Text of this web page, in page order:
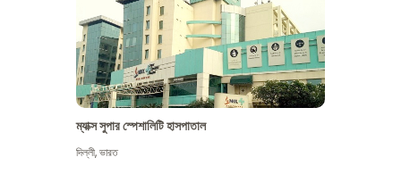
ম্যাক্স সুপার স্পেশালিটি হাসপাতাল
দিল্লী,ভারত